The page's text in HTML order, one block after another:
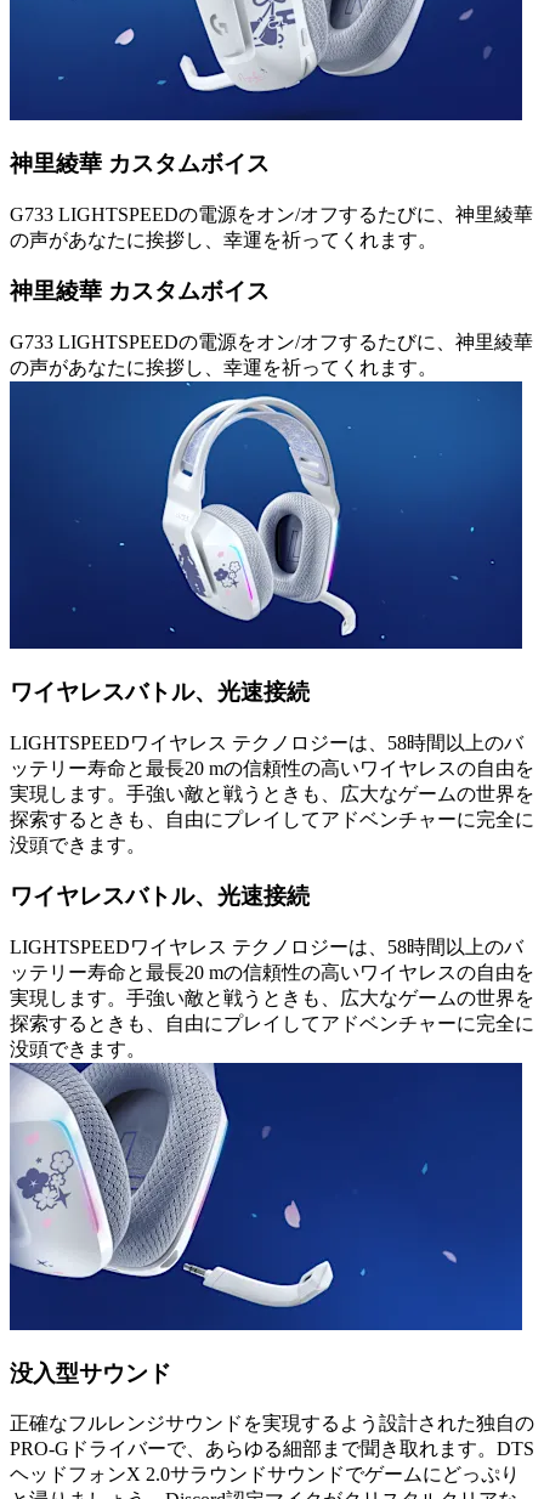
神里綾華 カスタムボイス
G733 LIGHTSPEEDの電源をオン/オフするたびに、神里綾華
の声があなたに挨拶し、幸運を祈ってくれます。
神里綾華 カスタムボイス
G733 LIGHTSPEEDの電源をオン/オフするたびに、神里綾華
の声があなたに挨拶し、幸運を祈ってくれます。
ワイヤレスバトル、光速接続
LIGHTSPEEDワイヤレス テクノロジーは、58時間以上のバ
ッテリー寿命と最長20 mの信頼性の高いワイヤレスの自由を
実現します。手強い敵と戦うときも、広大なゲームの世界を
探索するときも、自由にプレイしてアドベンチャーに完全に
没頭できます。
ワイヤレスバトル、光速接続
LIGHTSPEEDワイヤレス テクノロジーは、58時間以上のバ
ッテリー寿命と最長20 mの信頼性の高いワイヤレスの自由を
実現します。手強い敵と戦うときも、広大なゲームの世界を
探索するときも、自由にプレイしてアドベンチャーに完全に
没頭できます。
没入型サウンド
正確なフルレンジサウンドを実現するよう設計された独自の
PRO-Gドライバーで、あらゆる細部まで聞き取れます。DTS
ヘッドフォンX 2.0サラウンドサウンドでゲームにどっぷり